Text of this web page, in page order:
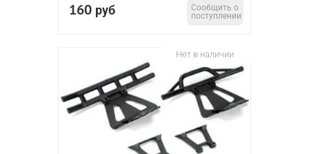
TEN-SCTE 4WD Short Course Rolling Chasis
TEN-SCT 4WD
160 руб
Сообщить о
поступлении
Нет в наличии